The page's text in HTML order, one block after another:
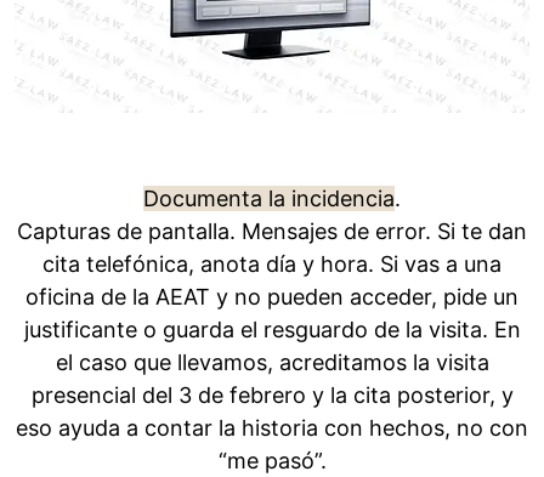
Documenta la incidencia.
Capturas de pantalla. Mensajes de error. Si te dan
cita telefónica, anota día y hora. Si vas a una
oficina de la AEAT y no pueden acceder, pide un
justificante o guarda el resguardo de la visita. En
el caso que llevamos, acreditamos la visita
presencial del 3 de febrero y la cita posterior, y
eso ayuda a contar la historia con hechos, no con
“me pasó”.